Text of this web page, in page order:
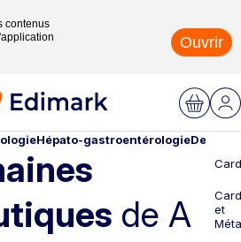
contenus
Ouvrir
Hépato-gastroentérologie
de A
et